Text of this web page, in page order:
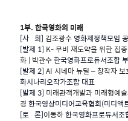
1부. 한국영화의 미래
[사 회] 김조광수영화제정책모임
[발제 1] K- 무비 재도약을 위한 집
화 | 박관수한국영화프로듀서조합
[발제 2] AI 시네마 뉴딜 – 창작자
화시나리오작가조합 대표
[발제 3] 미래관객개발과 미래형예
경 한국영상미디어교육협회(미디액
[토 론]이동하한국영화프로듀서조